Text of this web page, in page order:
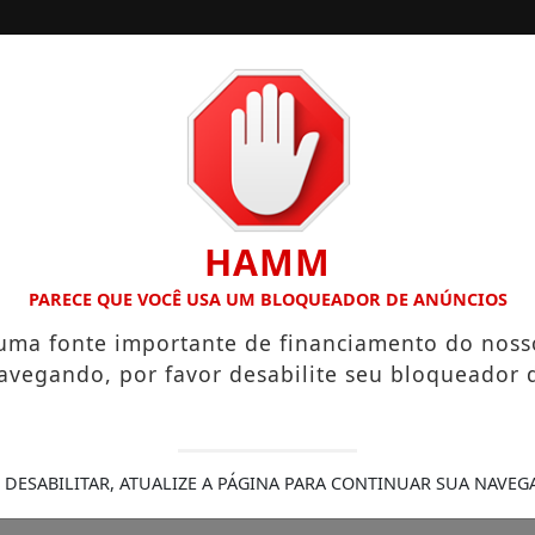
INÍCIO / NOTÍCIAS
HIGIENÓPOLIS CONSOLIDA 130 ANOS DE HISTÓRIA COM
do 5º BPM/M visita
M, major Sérgio Pontirolli Araújo
HAMM
PARECE QUE VOCÊ USA UM BLOQUEADOR DE ANÚNCIOS
fonte importante de financiamento do
por favor desabilite seu bloqueador
DESABILITAR, ATUALIZE A PÁGINA PARA CONTINUAR SUA